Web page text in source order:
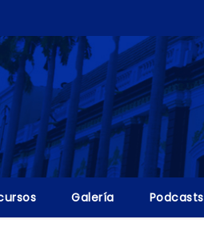
Galería Podcasts